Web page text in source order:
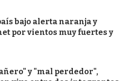
bajo alerta naranja y
por vientos muy fuertes y
y "mal perdedor",